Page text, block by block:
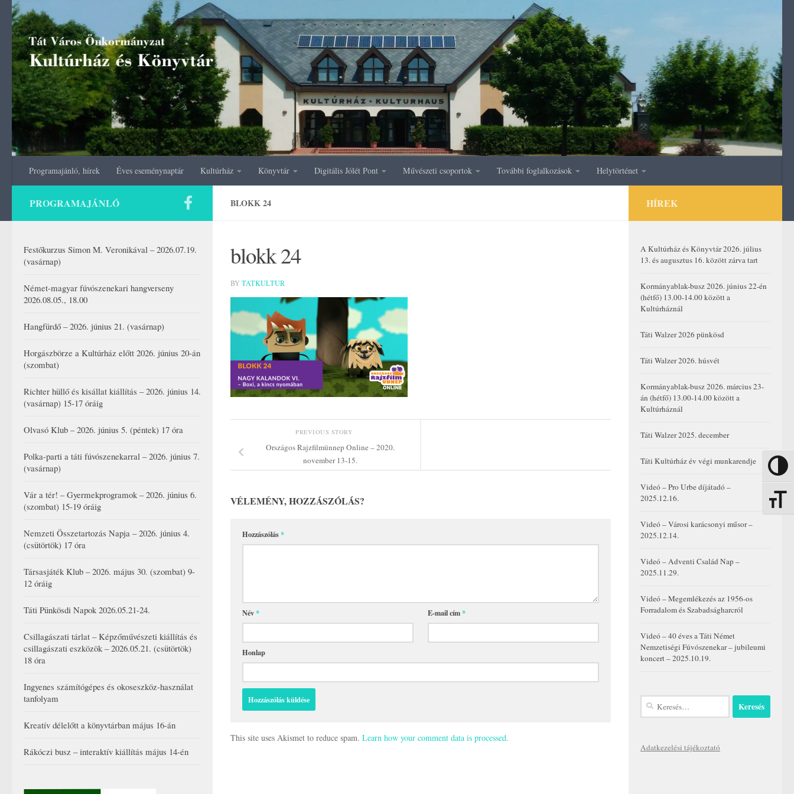
Nagy
Skip to content
Programajánló, hírek Éves eseménynaptár Kultúrház Könyvtár Digitális Jólét Pont Művészeti csoportok További foglalkozások Helytörténet
BLOKK 24
blokk 24
BY TATKULTUR
PREVIOUS STORY
Országos Rajzfilmünnep Online – 2020.
november 13-15.
VÉLEMÉNY, HOZZÁSZÓLÁS?
Hozzászólás*
Név* E-mail cím*
Honlap
This site uses Akismet to reduce spam. Learn how your comment data is processed.
PROGRAMAJÁNLÓ
Festőkurzus Simon M. Veronikával – 2026.07.19.
(vasárnap)
Német-magyar fúvószenekari hangverseny
2026.08.05., 18.00
Hangfürdő – 2026. június 21. (vasárnap)
Horgászbörze a Kultúrház előtt 2026. június 20-án
(szombat)
Richter hüllő és kisállat kiállítás – 2026. június 14.
(vasárnap) 15-17 óráig
Olvasó Klub – 2026. június 5. (péntek) 17 óra
Polka-parti a táti fúvószenekarral – 2026. június 7.
(vasárnap)
Vár a tér! – Gyermekprogramok – 2026. június 6.
(szombat) 15-19 óráig
Nemzeti Összetartozás Napja – 2026. június 4.
(csütörtök) 17 óra
Társasjáték Klub – 2026. május 30. (szombat) 9-
12 óráig
Táti Pünkösdi Napok 2026.05.21-24.
Csillagászati tárlat – Képzőművészeti kiállítás és
csillagászati eszközök – 2026.05.21. (csütörtök)
18 óra
Ingyenes számítógépes és okoseszköz-használat
tanfolyam
Kreatív délelőtt a könyvtárban május 16-án
Rákóczi busz – interaktív kiállítás május 14-én
HÍREK
A Kultúrház és Könyvtár 2026. július
13. és augusztus 16. között zárva tart
Kormányablak-busz 2026. június 22-én
(hétfő) 13.00-14.00 között a
Kultúrháznál
Táti Walzer 2026 pünkösd
Táti Walzer 2026. húsvét
Kormányablak-busz 2026. március 23-
án (hétfő) 13.00-14.00 között a
Kultúrháznál
Táti Walzer 2025. december
Táti Kultúrház év végi munkarendje
Videó – Pro Urbe díjátadó –
2025.12.16.
Videó – Városi karácsonyi műsor –
2025.12.14.
Videó – Adventi Család Nap –
2025.11.29.
Videó – Megemlékezés az 1956-os
Forradalom és Szabadságharcról
Videó – 40 éves a Táti Német
Nemzetiségi Fúvószenekar – jubileumi
koncert – 2025.10.19.
Keresés:
Adatkezelési tájékoztató